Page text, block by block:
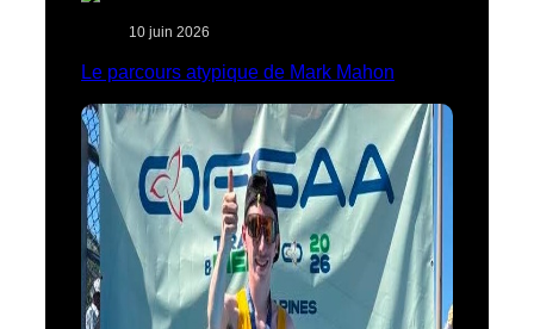
10 juin 2026
Le parcours atypique de Mark Mahon